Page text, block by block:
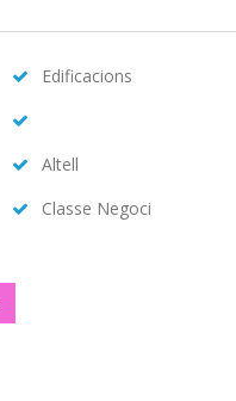
Edificacions
Altell
Classe Negoci